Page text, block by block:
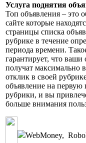
Услуга поднятия
Топ объявления – это
сайте которые
страницы списка
рубрике в течение
периода времени.
гарантирует, что ваши
получат максимально
отклик в своей
объявление на
рубрики, и вы
больше внимания
WebMoney,